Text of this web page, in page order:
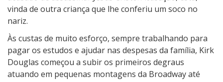
vinda de outra criança que lhe conferiu um soco no
nariz.
Às custas de muito esforço, sempre trabalhando para
pagar os estudos e ajudar nas despesas da família, Kirk
Douglas começou a subir os primeiros degraus
atuando em pequenas montagens da Broadway até